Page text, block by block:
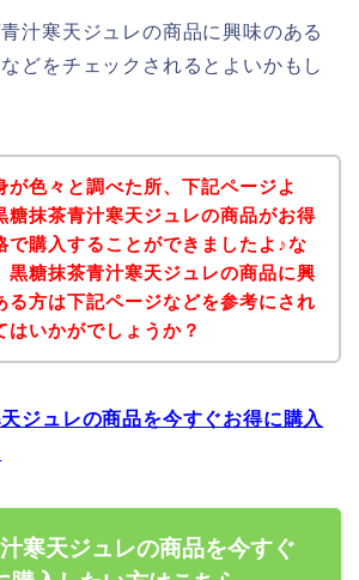
汁寒天ジュレの商品に興味のある
どをチェックされるとよいかもし
が色々と調べた所、下記ページよ
糖抹茶青汁寒天ジュレの商品がお得
で購入することができましたよ♪な
黒糖抹茶青汁寒天ジュレの商品に興
る方は下記ページなどを参考にされ
はいかがでしょうか？
ジュレの商品を今すぐお得に購入
寒天ジュレの商品を今すぐ